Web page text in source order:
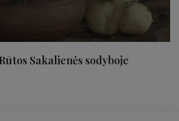
Sakalienės sodyboje